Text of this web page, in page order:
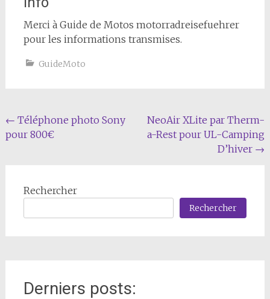
Merci à Guide de Motos motorradreisefuehrer
pour les informations transmises.
GuideMoto
Navigation
de
← Téléphone photo Sony
pour 800€
NeoAir XLite par Therm-
a-Rest pour UL-Camping
D’hiver →
Rechercher
Rechercher
Derniers posts: